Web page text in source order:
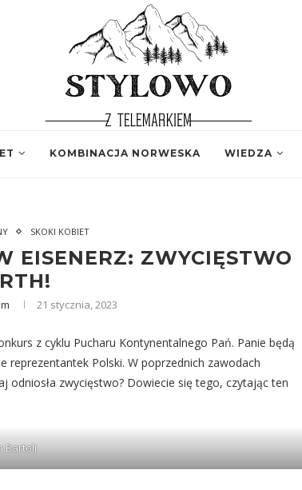
KOMBINACJA NORWESKA WIEDZA
SKOKI KOBIET
EISENERZ: ZWYCIĘSTWO
21 stycznia, 2023
z cyklu Pucharu Kontynentalnego Pań. Panie będą
reprezentantek Polski. W poprzednich zawodach
odniosła zwycięstwo? Dowiecie się tego, czytając ten
Bartolj